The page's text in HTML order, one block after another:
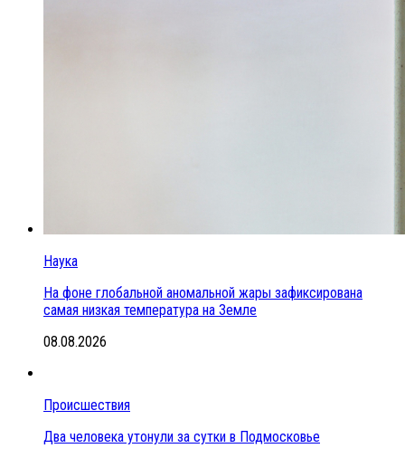
Наука
На фоне глобальной аномальной жары зафиксирована
самая низкая температура на Земле
08.08.2026
Происшествия
Два человека утонули за сутки в Подмосковье